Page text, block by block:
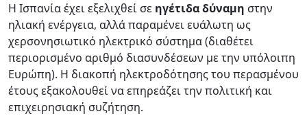
Η Ισπανία έχει εξελιχθεί σε ηγέτιδα δύναμη στην
ηλιακή ενέργεια, αλλά παραμένει ευάλωτη ως
χερσονησιωτικό ηλεκτρικό σύστημα (διαθέτει
περιορισμένο αριθμό διασυνδέσεων με την υπόλοιπη
Ευρώπη). Η διακοπή ηλεκτροδότησης του περασμένου
έτους εξακολουθεί να επηρεάζει την πολιτική και
επιχειρησιακή συζήτηση.